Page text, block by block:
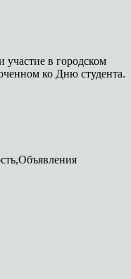
в городском
ко Дню студента.